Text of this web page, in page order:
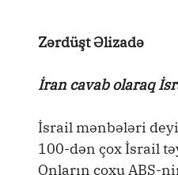
Zərdüşt Əlizadə
İran cavab olaraq
İsrail mənbələri
100-dən çox İsrail
Onların çoxu ABŞ-